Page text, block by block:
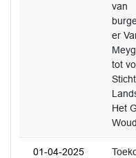
van
er
tot
Het
Woud
01-04-2025